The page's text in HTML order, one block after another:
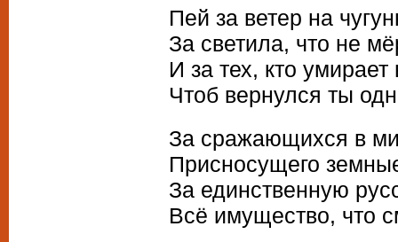
Пей за ветер на
За светила, что не
И за тех, кто умирает
Чтоб вернулся ты
За сражающихся в
Присносущего
За единственную
Всё имущество, что